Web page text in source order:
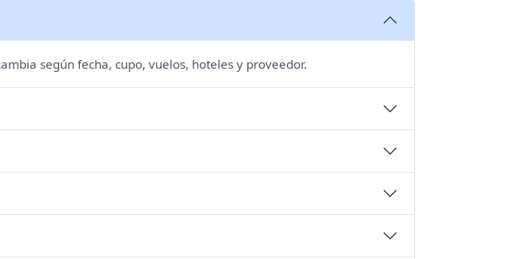
según fecha, cupo, vuelos, hoteles y proveedor.